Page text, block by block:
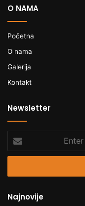
O NAMA
Početna
O nama
Galerija
Kontakt
Newsletter
your
Email
Najnovije